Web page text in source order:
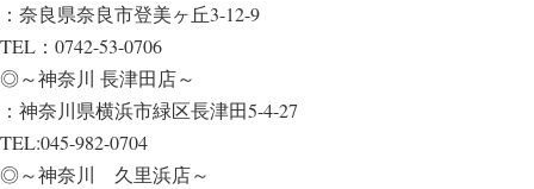
：奈良県奈良市登美ヶ丘3-12-9
TEL：0742-53-0706
◎～神奈川 長津田店～
：神奈川県横浜市緑区長津田5-4-27
TEL:045-982-0704
◎～神奈川 久里浜店～